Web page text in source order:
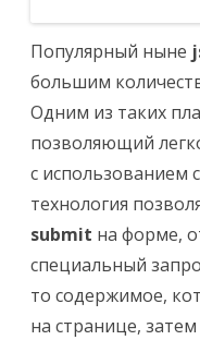
Популярный ныне
большим
Одним из таких
позволяющий
с использованием
технология
submit на форме,
специальный
то содержимое,
на странице, затем